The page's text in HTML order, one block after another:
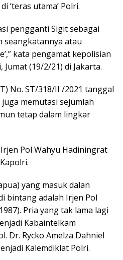
‘teras utama’ Polri.
pengganti Sigit sebagai
seangkatannya atau
kata pengamat kepolisian
Jumat (19/2/21) di Jakarta.
No. ST/318/II /2021 tanggal
memutasi sejumlah
tetap dalam lingkar
Pol Wahyu Hadiningrat
yang masuk dalan
bintang adalah Irjen Pol
Pria yang tak lama lagi
Kabaintelkam
Dr. Rycko Amelza Dahniel
Kalemdiklat Polri.